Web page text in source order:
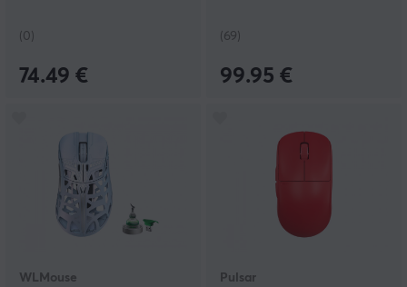
(0)
74.49 €
(69)
99.95 €
WLMouse Pulsar